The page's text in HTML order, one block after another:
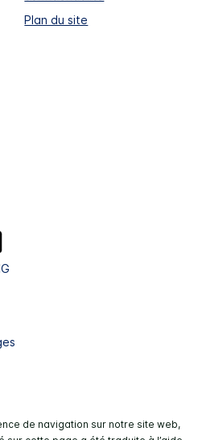
Plan du site
de navigation sur notre site web,